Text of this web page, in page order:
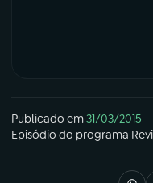
Publicado em31/03/2015
Episódio do programa